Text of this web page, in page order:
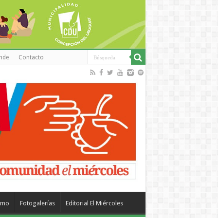
Contacto
Fotogalerías Editorial El Miércoles